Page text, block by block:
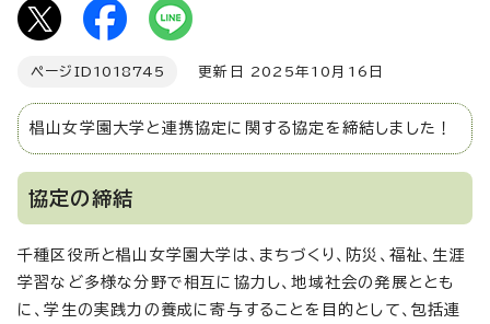
ページID 1018745 更新日 2025年10月16日
椙山女学園大学と連携協定に関する協定を締結しました！
協定の締結
千種区役所と椙山女学園大学は、まちづくり、防災、福祉、生涯
学習など多様な分野で相互に協力し、地域社会の発展ととも
に、学生の実践力の養成に寄与することを目的として、包括連